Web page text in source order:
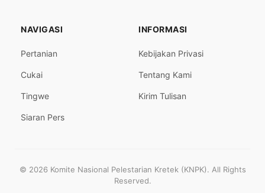
NAVIGASI
Pertanian
Cukai
Tingwe
Siaran Pers
INFORMASI
Kebijakan Privasi
Tentang Kami
Kirim Tulisan
© 2026 Komite Nasional Pelestarian Kretek (KNPK). All Rights
Reserved.